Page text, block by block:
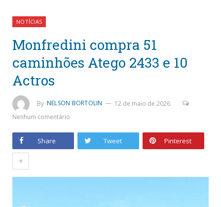
NOTÍCIAS
Monfredini compra 51
caminhões Atego 2433 e 10
Actros
By NELSON BORTOLIN
12 de maio de 2026
Nenhum comentário
Share Tweet Pinterest
+